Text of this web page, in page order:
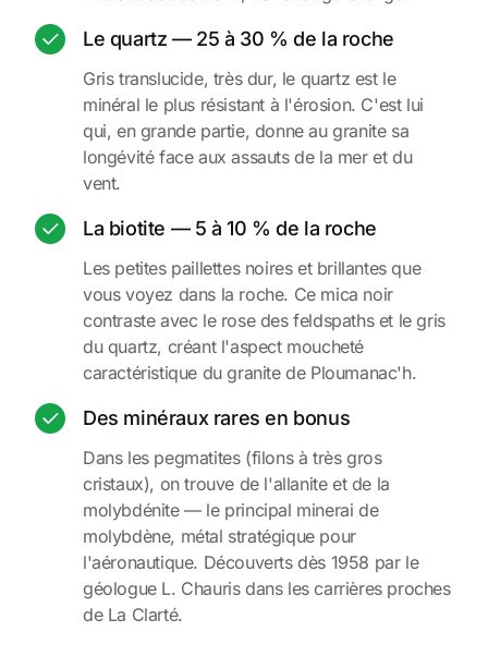
Le quartz — 25 à 30 % de la roche
Gris translucide, très dur, le quartz est le
minéral le plus résistant à l'érosion. C'est lui
qui, en grande partie, donne au granite sa
longévité face aux assauts de la mer et du
vent.
La biotite — 5 à 10 % de la roche
Les petites paillettes noires et brillantes que
vous voyez dans la roche. Ce mica noir
contraste avec le rose des feldspaths et le gris
du quartz, créant l'aspect moucheté
caractéristique du granite de Ploumanac'h.
Des minéraux rares en bonus
Dans les pegmatites (filons à très gros
cristaux), on trouve de l'allanite et de la
molybdénite — le principal minerai de
molybdène, métal stratégique pour
l'aéronautique. Découverts dès 1958 par le
géologue L. Chauris dans les carrières proches
de La Clarté.